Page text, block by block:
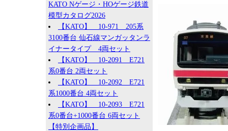
KATO Nゲージ・HOゲージ鉄道
模型カタログ2026
【KATO】 10-971 205系
3100番台 仙石線マンガッタンラ
イナータイプ 4両セット
【KATO】 10-2091 E721
系0番台 2両セット
【KATO】 10-2092 E721
系1000番台 4両セット
【KATO】 10-2093 E721
系0番台+1000番台 6両セット
【特別企画品】